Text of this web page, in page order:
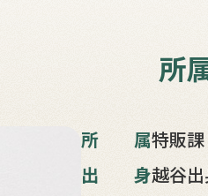
所
所属特販
出身越谷